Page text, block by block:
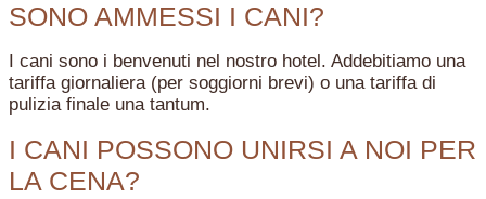
SONO AMMESSI I CANI?
I cani sono i benvenuti nel nostro hotel. Addebitiamo una
tariffa giornaliera (per soggiorni brevi) o una tariffa di
pulizia finale una tantum.
I CANI POSSONO UNIRSI A NOI PER
LA CENA?